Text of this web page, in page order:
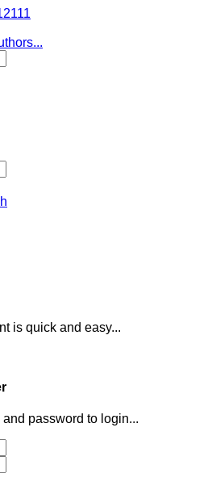
is quick and easy...
password to login...